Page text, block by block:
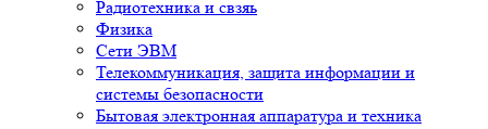
Радиотехника и свзяь
Физика
Сети ЭВМ
Телекоммуникация, защита информации и
системы безопасности
Бытовая электронная аппаратура и техника